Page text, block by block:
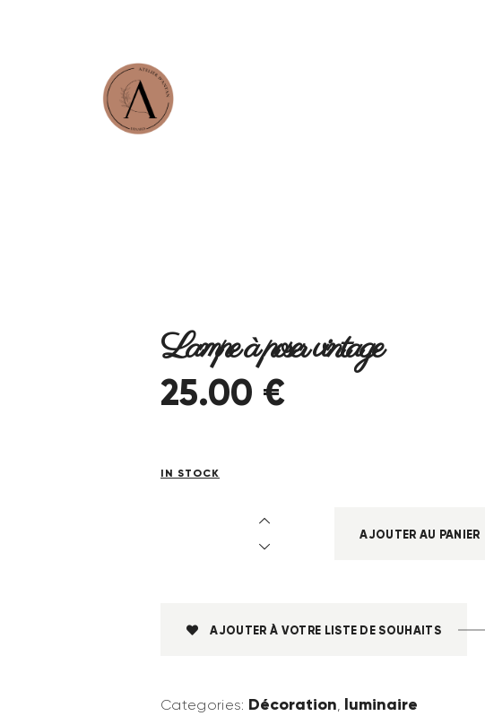
Lampe à poser vintage
25.00 €
IN STOCK
AJOUTER AU PANIER
AJOUTER À VOTRE LISTE DE SOUHAITS
Categories: Décoration, luminaire